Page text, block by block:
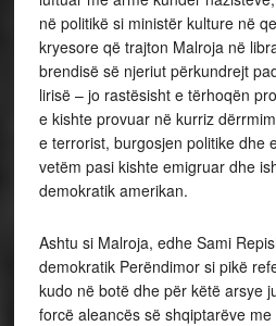
në politikë si ministër kulture në
kryesore që trajton Malroja në
brendisë së njeriut përkundrejt
lirisë – jo rastësisht e tërhoqën
e kishte provuar në kurriz
e terrorist, burgosjen politike dhe
vetëm pasi kishte emigruar dhe
demokratik amerikan.
Ashtu si Malroja, edhe Sami
demokratik Perëndimor si pikë
kudo në botë dhe për këtë arsye
forcë aleancës së shqiptarëve me